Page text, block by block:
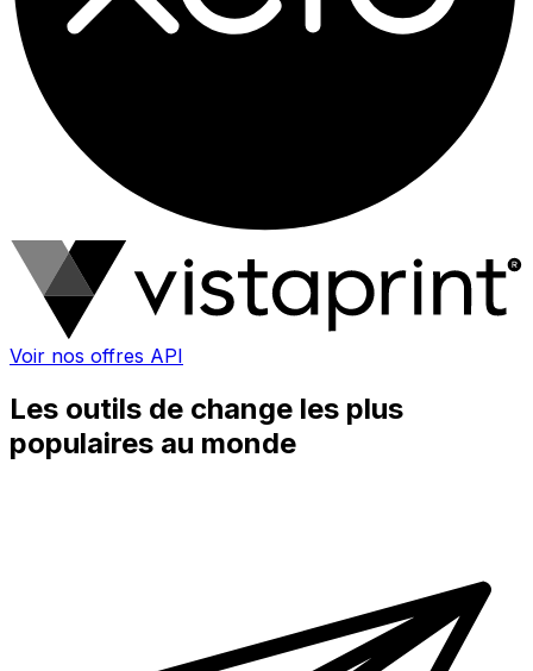
Voir nos offres API
Les outils de change les plus
populaires au monde